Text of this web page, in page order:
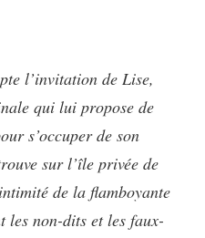
l’invitation de Lise,
qui lui propose de
s’occuper de son
sur l’île privée de
de la flamboyante
les non-dits et les faux-